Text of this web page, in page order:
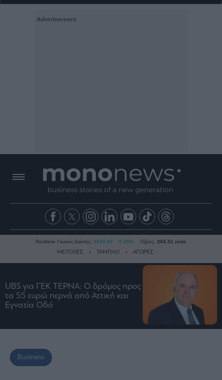
Ειδήσεις
Οικονομία
Ναυτιλία
Real
Realtime Γενικός Δείκτης: 2615.07 0.25% Τζίρος: 204.31 εκατ.
ΜΕΤΟΧΕΣ ΤΑΜΠΛΟ ΑΓΟΡΕΣ
UBS για ΓΕΚ ΤΕΡΝΑ: Ο δρόμος προς
τα 55 ευρώ περνά από Αττική και
Εγνατία Οδό
Business